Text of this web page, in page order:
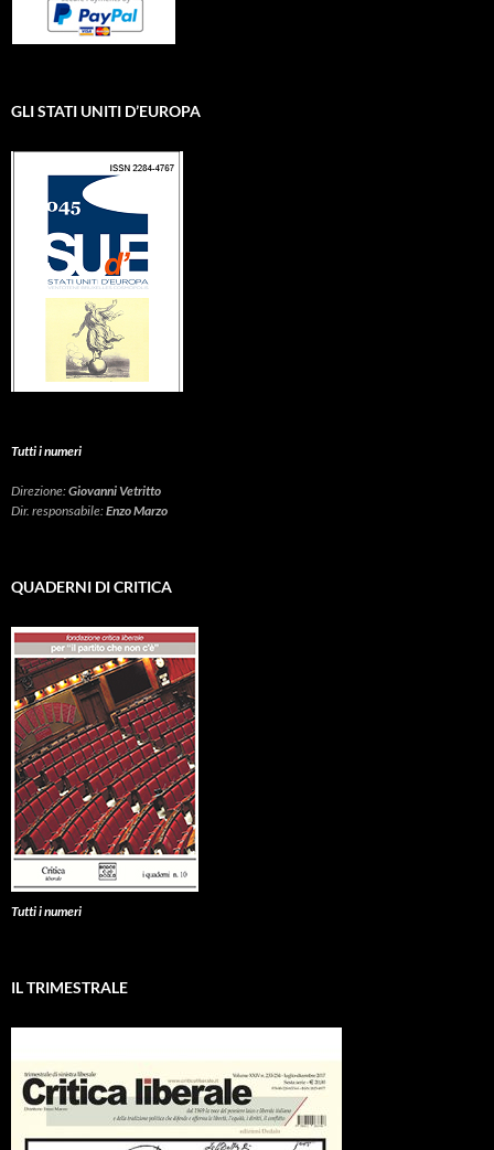
GLI STATI UNITI D’EUROPA
Tutti i numeri
Direzione:Giovanni Vetritto
Dir. responsabile:Enzo Marzo
QUADERNI DI CRITICA
Tutti i numeri
IL TRIMESTRALE